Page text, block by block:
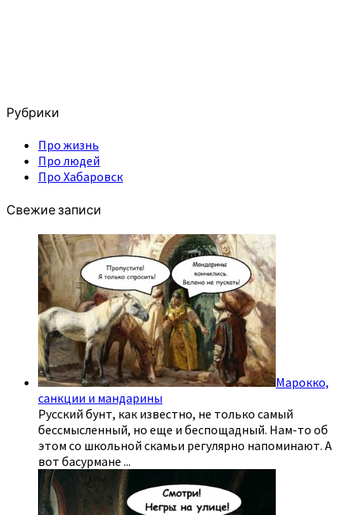
Рубрики
Про жизнь
Про людей
Про Хабаровск
Свежие записи
Марокко,
санкции и мандарины
Русский бунт, как известно, не только самый
бессмысленный, но еще и беспощадный. Нам-то об
этом со школьной скамьи регулярно напоминают. А
вот басурмане ...